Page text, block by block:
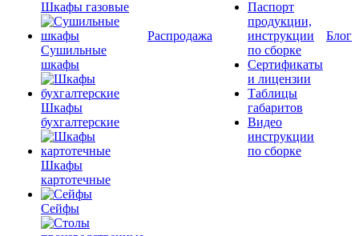
Шкафы газовые
Сушильные
шкафы
Шкафы
бухгалтерские
Шкафы
картотечные
Сейфы
Распродажа
Паспорт
продукции,
инструкции
по сборке
Сертификаты
и лицензии
Таблицы
габаритов
Видео
инструкции
по сборке
Блог